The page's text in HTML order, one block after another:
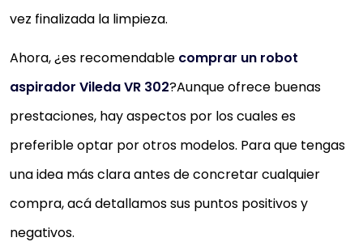
vez finalizada la limpieza.
Ahora, ¿es recomendable comprar un robot
aspirador Vileda VR 302?Aunque ofrece buenas
prestaciones, hay aspectos por los cuales es
preferible optar por otros modelos. Para que tengas
una idea más clara antes de concretar cualquier
compra, acá detallamos sus puntos positivos y
negativos.